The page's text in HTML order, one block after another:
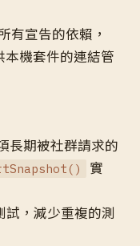
有宣告的依賴，
本機套件的連結管
長期被社群請求的
實
，減少重複的測